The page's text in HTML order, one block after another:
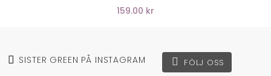
159.00 kr
SISTER GREEN PÅ INSTAGRAM FÖLJ OSS